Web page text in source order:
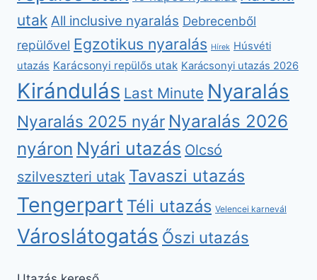
utak All inclusive nyaralás Debrecenből
repülővel Egzotikus nyaralás Hírek Húsvéti
utazás Karácsonyi repülős utak Karácsonyi utazás 2026
Kirándulás Last Minute Nyaralás
Nyaralás 2025 nyár Nyaralás 2026
nyáron Nyári utazás Olcsó
szilveszteri utak Tavaszi utazás
Tengerpart Téli utazás Velencei karnevál
Városlátogatás Őszi utazás